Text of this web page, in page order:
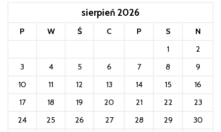
sierpień 2026
P W Ś C P S
N
1
2
3
4 5 6 7 8
9
10
11 12 13 14 15
16
17
18 19 20 21 22
23
24
25 26 27 28 29
30